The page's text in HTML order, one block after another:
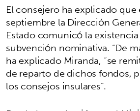
El consejero ha explicado que
septiembre la Dirección
Estado comunicó la
subvención nominativa. “De
ha explicado Miranda, “se
de reparto de dichos fondos,
los consejos insulares”.